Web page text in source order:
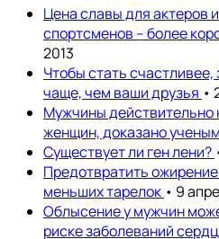
Цена славы для актеров
спортсменов – более
2013
Чтобы стать
чаще, чем ваши друзья •
Мужчины действительно
женщин, доказано
Существует ли ген лени?
Предотвратить
меньших тарелок • 9
Облысение у мужчин
риске заболеваний